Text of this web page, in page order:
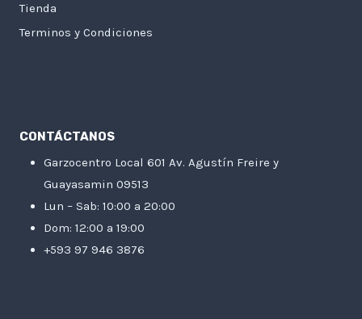
Tienda
Terminos y Condiciones
CONTÁCTANOS
Garzocentro Local 601 Av. Agustín Freire y
Guayasamin 09513
Lun – Sab: 10:00 a 20:00
Dom: 12:00 a 19:00
+593 97 946 3876